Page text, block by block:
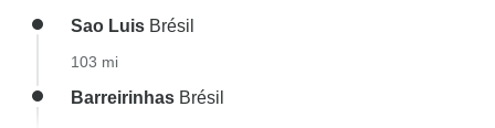
Sao Luis Brésil
103 mi
Barreirinhas Brésil